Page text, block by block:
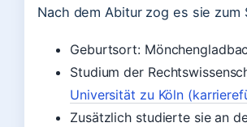
Nach dem Abitur zog es sie zum
Geburtsort:
Studium der
Universität zu Köln
Zusätzlich studierte sie an